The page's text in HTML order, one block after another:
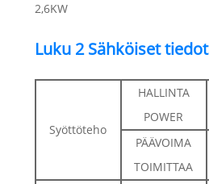
2,6KW
Luku 2 Sähköiset tiedot
Syöttöteho
HALLINTA
POWER
PÄÄVOIMA
TOIMITTAA